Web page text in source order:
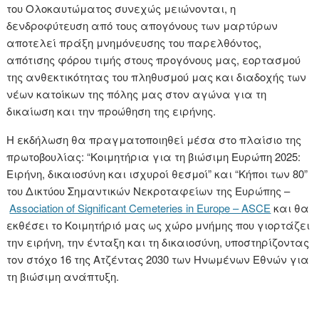
του Ολοκαυτώματος συνεχώς μειώνονται, η
δενδροφύτευση από τους απογόνους των μαρτύρων
αποτελεί πράξη μνημόνευσης του παρελθόντος,
απότισης φόρου τιμής στους προγόνους μας, εορτασμού
της ανθεκτικότητας του πληθυσμού μας και διαδοχής των
νέων κατοίκων της πόλης μας στον αγώνα για τη
δικαίωση και την προώθηση της ειρήνης.
Η εκδήλωση θα πραγματοποιηθεί μέσα στο πλαίσιο της
πρωτοβουλίας: “Κοιμητήρια για τη βιώσιμη Ευρώπη 2025:
Ειρήνη, δικαιοσύνη και ισχυροί θεσμοί” και “Κήποι των 80”
του Δικτύου Σημαντικών Νεκροταφείων της Ευρώπης –
Association of Significant Cemeteries in Europe – ASCEκαι θα
εκθέσει το Κοιμητήριό μας ως χώρο μνήμης που γιορτάζει
την ειρήνη, την ένταξη και τη δικαιοσύνη, υποστηρίζοντας
τον στόχο 16 της Ατζέντας 2030 των Ηνωμένων Εθνών για
τη βιώσιμη ανάπτυξη.